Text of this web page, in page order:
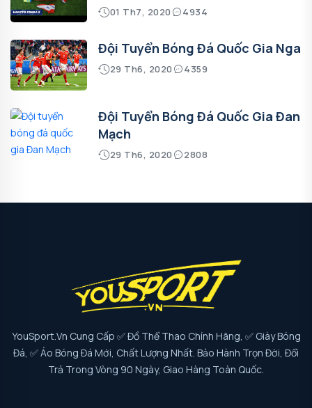
01 Th7, 2020 4934
Đội Tuyển Bóng Đá Quốc Gia Nga
29 Th6, 2020 4359
Đội Tuyển Bóng Đá Quốc Gia Đan
Mạch
29 Th6, 2020 2808
YouSport.vn Cung Cấp ✅ Đồ Thể Thao Chính Hãng, ✅ Giày Bóng
Đá, ✅ Áo Bóng Đá Mới, Chất Lượng Nhất. Bảo Hành Trọn Đời, Đổi
Trả Trong Vòng 90 Ngày, Giao Hàng Toàn Quốc.